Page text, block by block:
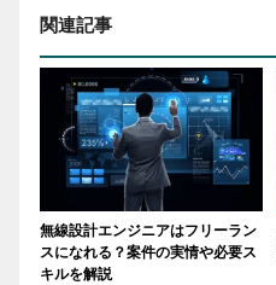
関連記事
無線設計エンジニアはフリーラン
スになれる？案件の実情や必要ス
キルを解説